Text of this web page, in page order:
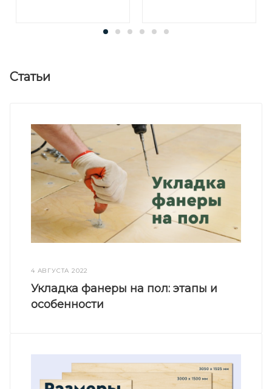
Статьи
4 АВГУСТА 2022
Укладка фанеры на пол: этапы и
особенности